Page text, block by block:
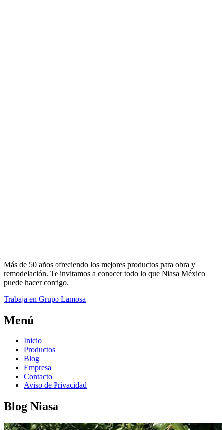
Más de 50 años ofreciendo los mejores productos para obra y
remodelación. Te invitamos a conocer todo lo que Niasa México
puede hacer contigo.
Trabaja en Grupo Lamosa
Menú
Inicio
Productos
Blog
Empresa
Contacto
Aviso de Privacidad
Blog Niasa